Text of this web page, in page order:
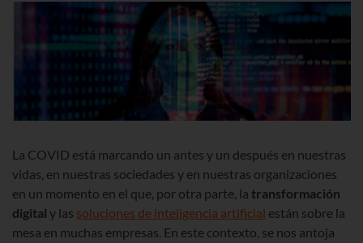
La COVID está marcando un antes y un después en nuestras
vidas, en nuestras sociedades y en nuestras organizaciones
en un momento en el que, por otra parte, la transformación
digital y las soluciones de inteligencia artificial están sobre la
mesa en muchas empresas. En este contexto, se nos antoja